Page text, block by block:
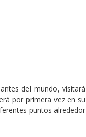
del mundo, visitará
por primera vez en su
puntos alrededor